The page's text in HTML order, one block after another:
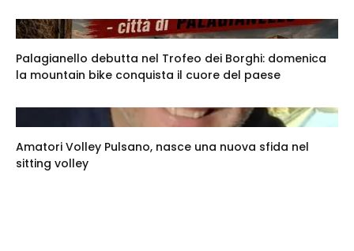
Palagianello debutta nel Trofeo dei Borghi: domenica
la mountain bike conquista il cuore del paese
Amatori Volley Pulsano, nasce una nuova sfida nel
sitting volley